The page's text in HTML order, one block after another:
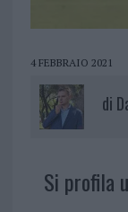
4 FEBBRAIO 2021
di
Si profila